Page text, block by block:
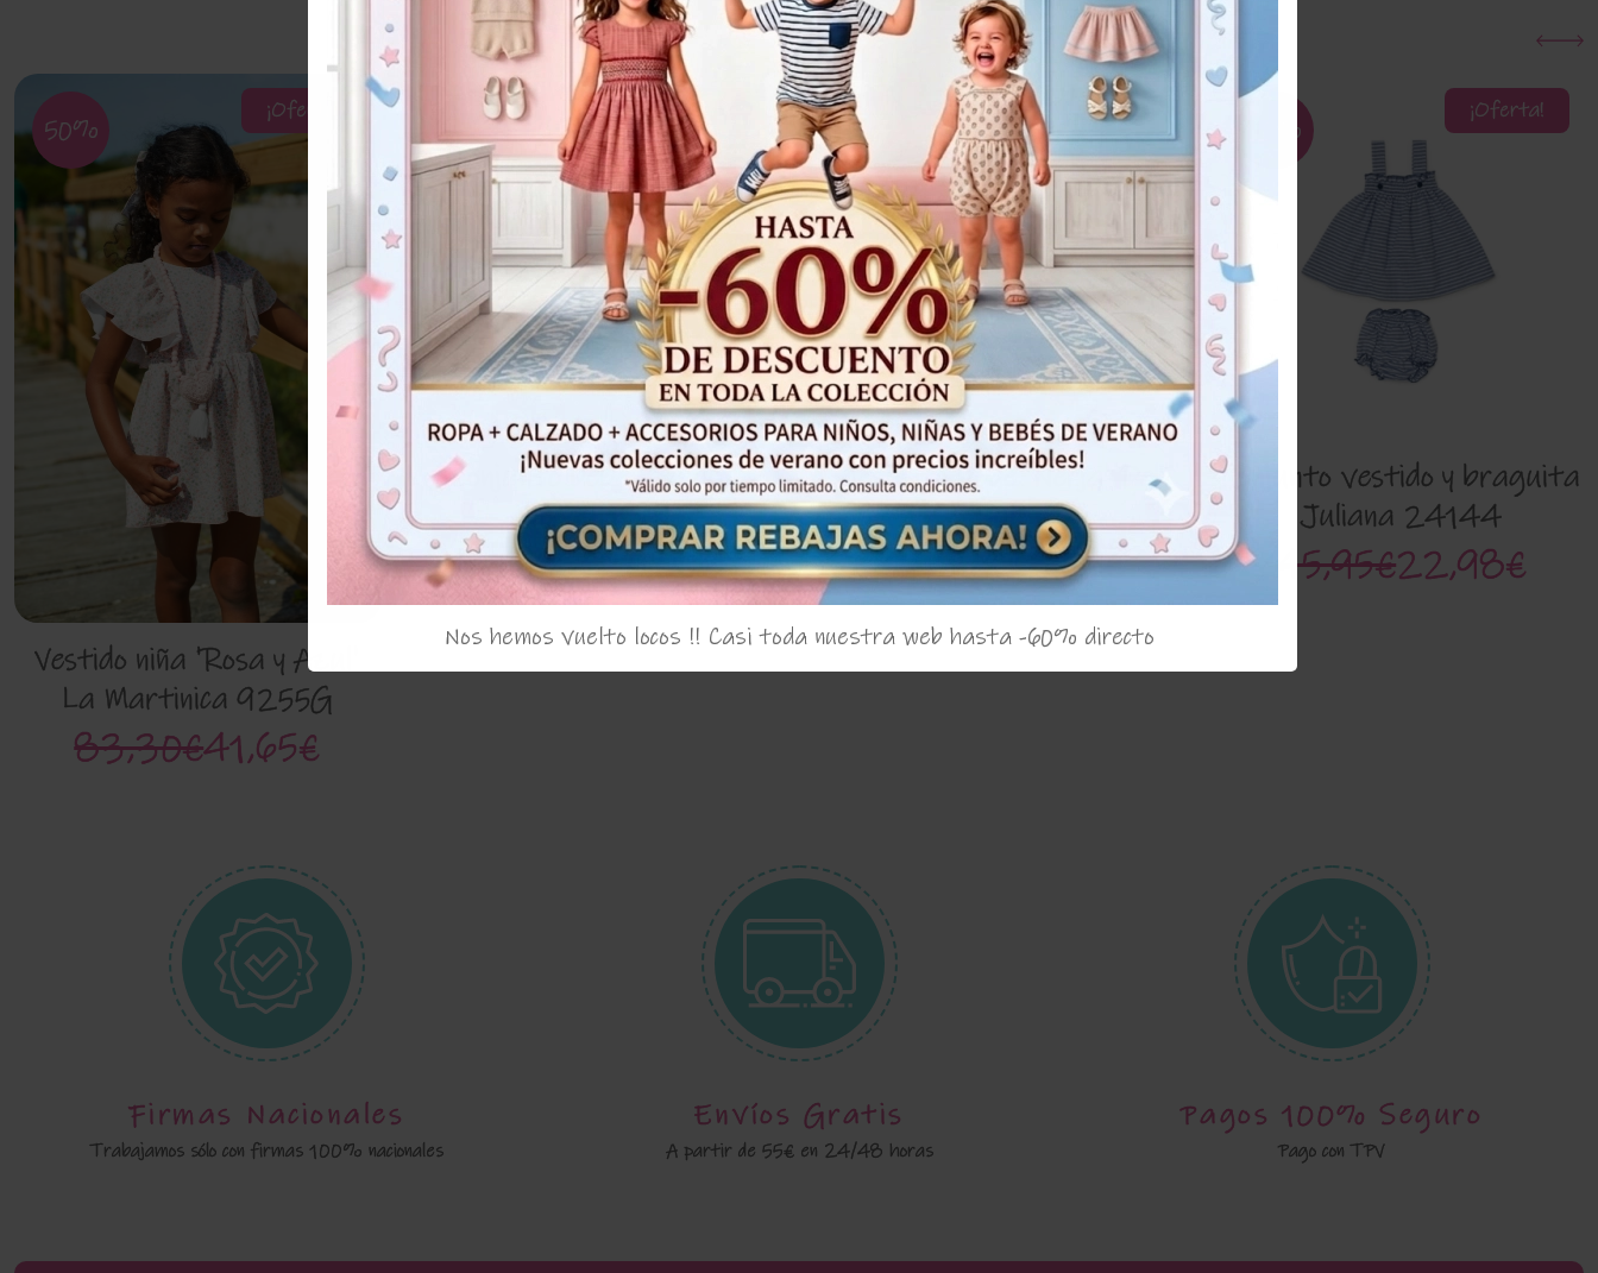
¡Oferta!
50%
Vestido niña 'Rosa y Azul'
La Martinica 9255G
83,30€41,65€
¡Oferta!
56%
Conjunto bebe 'Caracol'
Yoedu 1801
45,95€20,00€
¡Oferta!
30%
Jesusito bebe 'Nerja' Del
Sur
32,95€23,07€
¡Oferta!
50%
Conjunto vestido y braguita
Juliana 24144
45,95€22,98€
Firmas Nacionales
Trabajamos sólo con firmas 100% nacionales
Envíos Gratis
A partir de 55€ en 24/48 horas
Pagos 100% Seguro
Pago con TPV
Nos hemos vuelto locos !! Casi toda nuestra web hasta -60% directo